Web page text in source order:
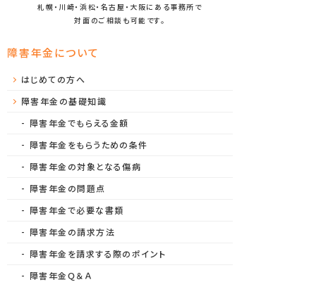
札幌・川崎・浜松・名古屋・大阪にある事務所で
対面のご相談も可能です。
障害年金について
はじめての方へ
障害年金の基礎知識
障害年金でもらえる金額
障害年金をもらうための条件
障害年金の対象となる傷病
障害年金の問題点
障害年金で必要な書類
障害年金の請求方法
障害年金を請求する際のポイント
障害年金Ｑ＆Ａ